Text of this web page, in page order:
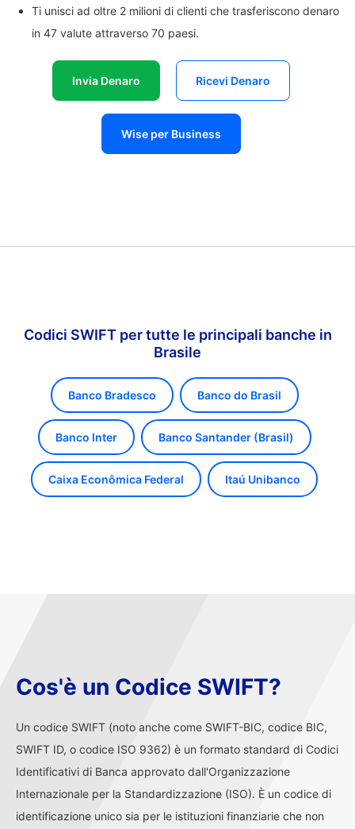
Ti unisci ad oltre 2 milioni di clienti che trasferiscono denaro
in 47 valute attraverso 70 paesi.
Invia Denaro Ricevi Denaro
Wise per Business
Codici SWIFT per tutte le principali banche in
Brasile
Banco Bradesco Banco do Brasil
Banco Inter Banco Santander (Brasil)
Caixa Econômica Federal Itaú Unibanco
Cos'è un Codice SWIFT?
Un codice SWIFT (noto anche come SWIFT-BIC, codice BIC,
SWIFT ID, o codice ISO 9362) è un formato standard di Codici
Identificativi di Banca approvato dall'Organizzazione
Internazionale per la Standardizzazione (ISO). È un codice di
identificazione unico sia per le istituzioni finanziarie che non